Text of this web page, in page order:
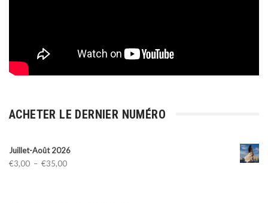
ACHETER LE DERNIER NUMÉRO
Juillet-Août 2026
€3,00 – €35,00Plage